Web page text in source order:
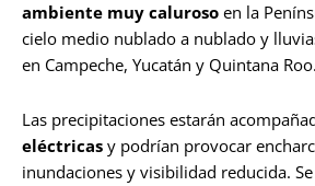
ambiente muy caluroso en la
cielo medio nublado a nublado y
en Campeche, Yucatán y Quintana Roo.
Las precipitaciones estarán
eléctricas y podrían provocar
inundaciones y visibilidad reducida.